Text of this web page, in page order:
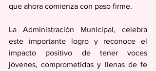
que ahora comienza con paso firme.
La Administración Municipal, celebra
este importante logro y reconoce el
impacto positivo de tener voces
jóvenes, comprometidas y llenas de fe